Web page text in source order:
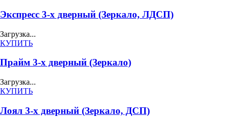
Экспресс 3-х дверный (Зеркало, ЛДСП)
Загрузка...
КУПИТЬ
Прайм 3-х дверный (Зеркало)
Загрузка...
КУПИТЬ
Лоял 3-х дверный (Зеркало, ДСП)